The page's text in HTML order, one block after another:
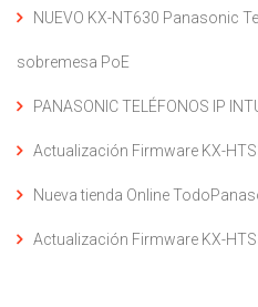
NUEVO KX-NT630 Panasonic
sobremesa PoE
PANASONIC TELÉFONOS IP
Actualización Firmware KX-
Nueva tienda Online
Actualización Firmware KX-